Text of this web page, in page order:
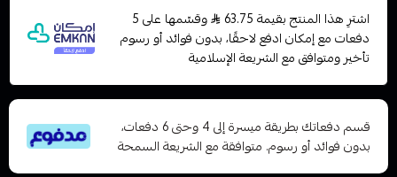
اشترِ هذا المنتج بقيمة 63.75
وقسّمها على 5
دفعات مع إمكان ادفع لاحقًا، بدون فوائد أو رسوم
تأخير ومتوافق مع الشريعة الإسلامية
قسم دفعاتك بطريقة ميسرة إلى 4 وحتى 6 دفعات،
بدون فوائد أو رسوم. متوافقة مع الشريعة السمحة